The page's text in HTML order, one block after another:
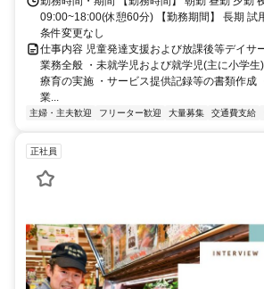
09:00~18:00(休憩60分) 【勤務期間】 長期 試
条件変更なし
仕事内容 児童発達支援および放課後等デイサ
業務全般 ・未就学児および就学児(主に小学生
療育の実施 ・サービス提供記録等の書類作成
業...
主婦・主夫歓迎 フリーター歓迎 大量募集 交通費支給
正社員